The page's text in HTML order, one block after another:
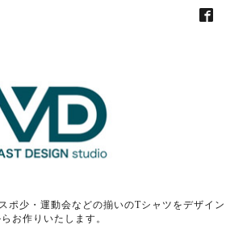
ポ少・運動会などの揃いのTシャツをデザイン
お作りいたします。